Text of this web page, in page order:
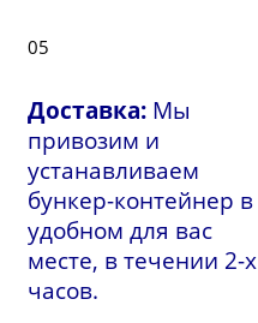
05
Доставка: Мы
привозим и
устанавливаем
бункер-контейнер в
удобном для вас
месте, в течении 2-х
часов.